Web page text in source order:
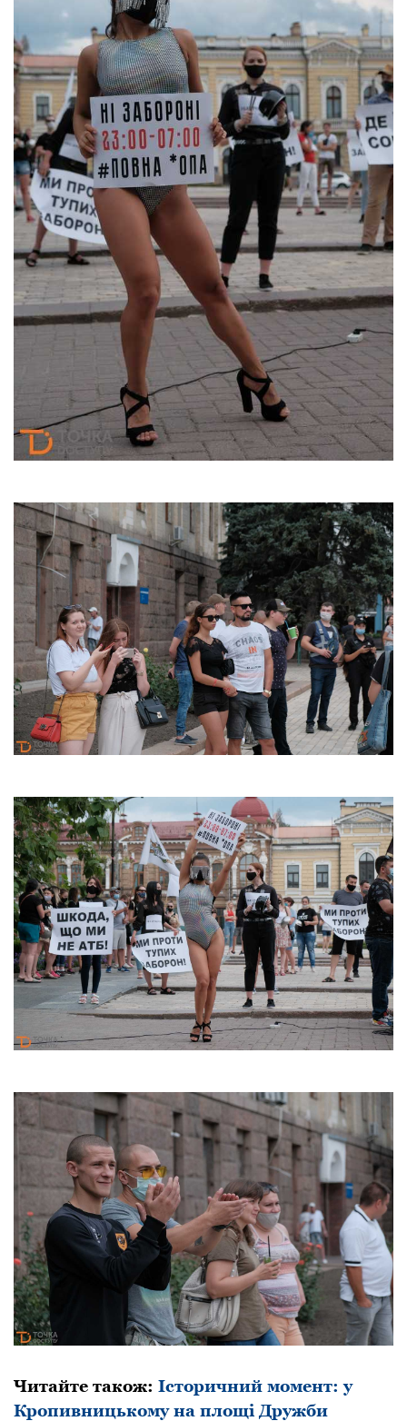
Читайте також: Історичний момент: у
Кропивницькому на площі Дружби